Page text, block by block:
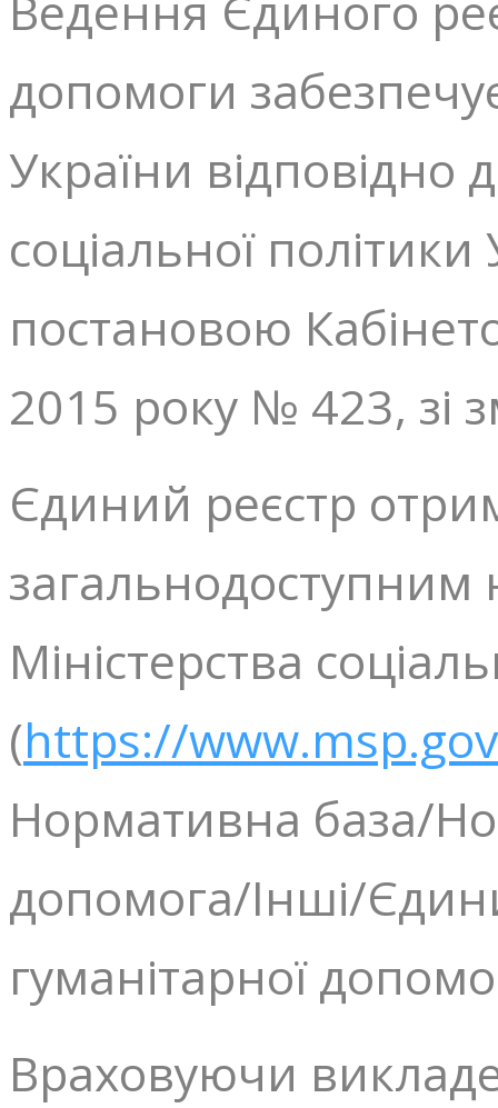
допомоги
України відповідно
соціальної
постановою
2015 року № 423, зі
Єдиний реєстр
загальнодоступним
Міністерства
(https://
Нормативна база/
допомога/Інші/
гуманітарної
Враховуючи